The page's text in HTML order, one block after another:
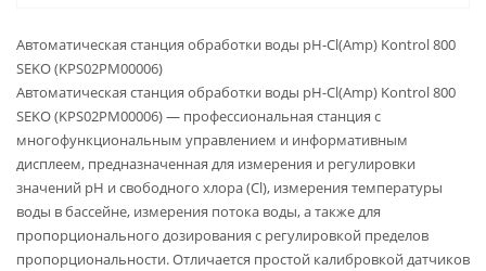
Автоматическая станция обработки воды pH-Cl(Amp) Kontrol 800
SEKO (KPS02PM00006)
Автоматическая станция обработки воды pH-Cl(Amp) Kontrol 800
SEKO (KPS02PM00006) — профессиональная станция с
многофункциональным управлением и информативным
дисплеем, предназначенная для измерения и регулировки
значений pH и свободного хлора (Cl), измерения температуры
воды в бассейне, измерения потока воды, а также для
пропорционального дозирования с регулировкой пределов
пропорциональности. Отличается простой калибровкой датчиков